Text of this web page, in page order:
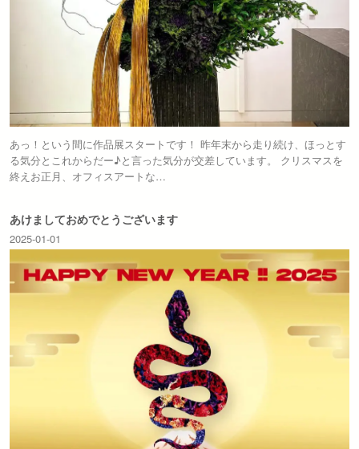
あっ！という間に作品展スタートです！ 昨年末から走り続け、ほっとす
る気分とこれからだー♪と言った気分が交差しています。 クリスマスを
終えお正月、オフィスアートな…
あけましておめでとうございます
2025-01-01